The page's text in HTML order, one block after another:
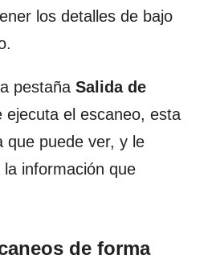
los detalles de bajo
pestaña Salida de
ejecuta el escaneo, esta
que puede ver, y le
información que
de forma